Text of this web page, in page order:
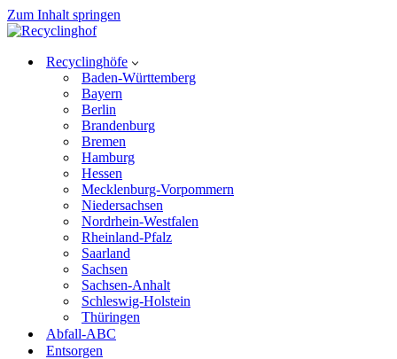
Zum Inhalt springen
Recyclinghöfe
Baden-Württemberg
Bayern
Berlin
Brandenburg
Bremen
Hamburg
Hessen
Mecklenburg-Vorpommern
Niedersachsen
Nordrhein-Westfalen
Rheinland-Pfalz
Saarland
Sachsen
Sachsen-Anhalt
Schleswig-Holstein
Thüringen
Abfall-ABC
Entsorgen